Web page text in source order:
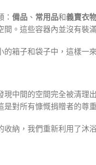
備品 、 常用品和義賣衣
。這些容器內並沒有裝
的箱子和袋子中，這樣一
現中間的空間完全被清理
對所有慷慨捐贈者的尊
納，我們重新利用了沐